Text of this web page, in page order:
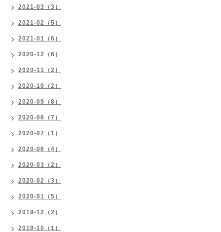
2021-03（3）
2021-02（5）
2021-01（6）
2020-12（6）
2020-11（2）
2020-10（2）
2020-09（8）
2020-08（7）
2020-07（1）
2020-06（4）
2020-03（2）
2020-02（3）
2020-01（5）
2019-12（2）
2019-10（1）